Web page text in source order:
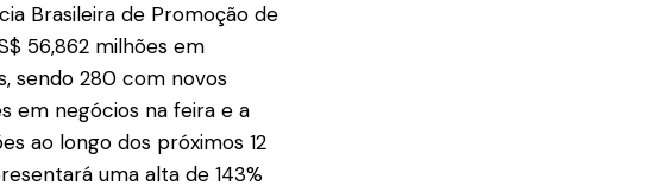
Brasileira de Promoção de
56,862 milhões em
sendo 280 com novos
em negócios na feira e a
ao longo dos próximos 12
uma alta de 143%